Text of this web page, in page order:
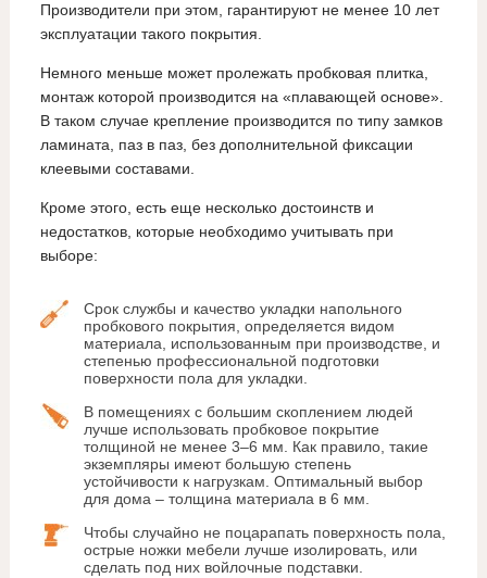
Производители при этом, гарантируют не менее 10 лет
эксплуатации такого покрытия.
Немного меньше может пролежать пробковая плитка,
монтаж которой производится на «плавающей основе».
В таком случае крепление производится по типу замков
ламината, паз в паз, без дополнительной фиксации
клеевыми составами.
Кроме этого, есть еще несколько достоинств и
недостатков, которые необходимо учитывать при
выборе:
Срок службы и качество укладки напольного
пробкового покрытия, определяется видом
материала, использованным при производстве, и
степенью профессиональной подготовки
поверхности пола для укладки.
В помещениях с большим скоплением людей
лучше использовать пробковое покрытие
толщиной не менее 3–6 мм. Как правило, такие
экземпляры имеют большую степень
устойчивости к нагрузкам. Оптимальный выбор
для дома – толщина материала в 6 мм.
Чтобы случайно не поцарапать поверхность пола,
острые ножки мебели лучше изолировать, или
сделать под них войлочные подставки.